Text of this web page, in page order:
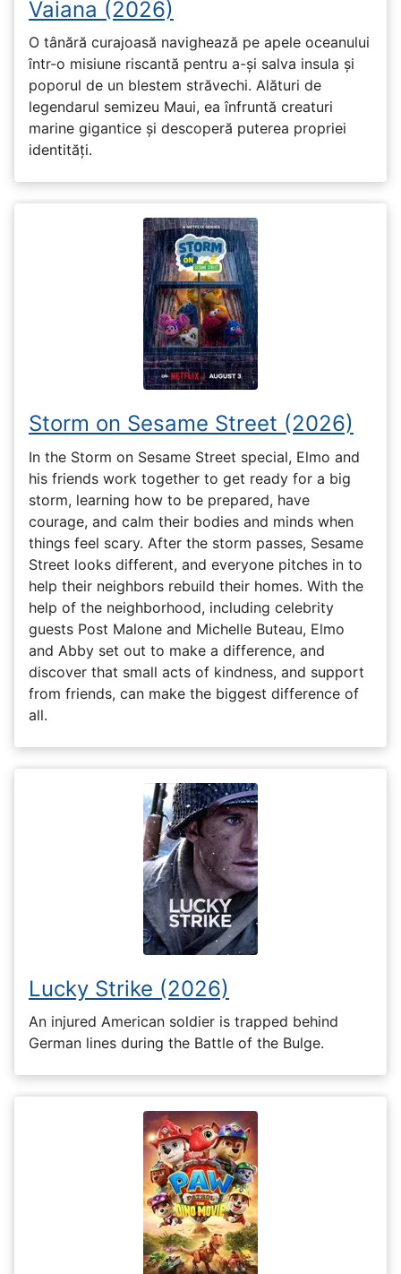
Vaiana (2026)
O tânără curajoasă navighează pe apele oceanului
într-o misiune riscantă pentru a-și salva insula și
poporul de un blestem străvechi. Alături de
legendarul semizeu Maui, ea înfruntă creaturi
marine gigantice și descoperă puterea propriei
identități.
Storm on Sesame Street (2026)
In the Storm on Sesame Street special, Elmo and
his friends work together to get ready for a big
storm, learning how to be prepared, have
courage, and calm their bodies and minds when
things feel scary. After the storm passes, Sesame
Street looks different, and everyone pitches in to
help their neighbors rebuild their homes. With the
help of the neighborhood, including celebrity
guests Post Malone and Michelle Buteau, Elmo
and Abby set out to make a difference, and
discover that small acts of kindness, and support
from friends, can make the biggest difference of
all.
Lucky Strike (2026)
An injured American soldier is trapped behind
German lines during the Battle of the Bulge.